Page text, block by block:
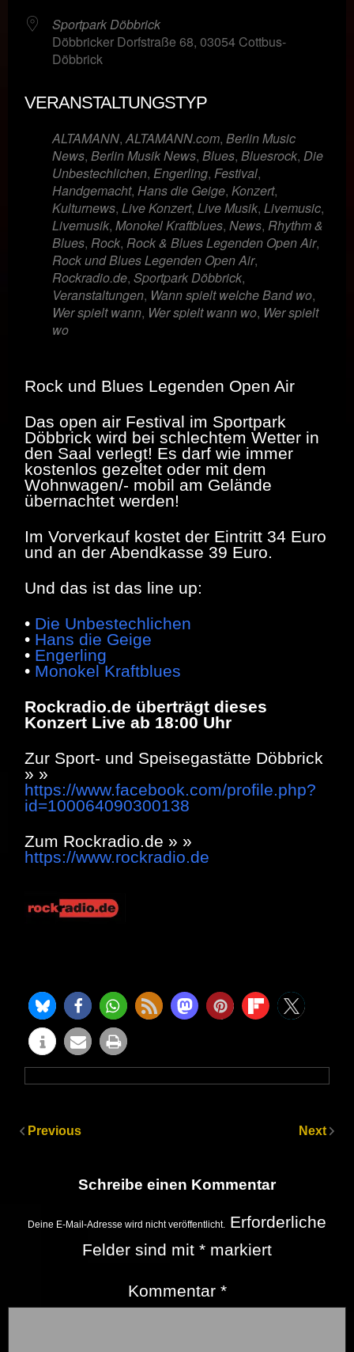
Sportpark Döbbrick
Döbbricker Dorfstraße 68, 03054 Cottbus-
Döbbrick
VERANSTALTUNGSTYP
ALTAMANN,ALTAMANN.com, Berlin Music
News, Berlin Musik News, Blues, Bluesrock, Die
Unbestechlichen, Engerling, Festival,
Handgemacht, Hans die Geige, Konzert,
Kulturnews, Live Konzert, Live Musik, Livemusic,
Livemusik, Monokel Kraftblues, News, Rhythm &
Blues, Rock, Rock & Blues Legenden Open Air,
Rock und Blues Legenden Open Air,
Rockradio.de, Sportpark Döbbrick,
Veranstaltungen, Wann spielt welche Band wo,
Wer spielt wann, Wer spielt wann wo, Wer spielt
wo
Rock und Blues Legenden Open Air
Das open air Festival im Sportpark
Döbbrick wird bei schlechtem Wetter in
den Saal verlegt! Es darf wie immer
kostenlos gezeltet oder mit dem
Wohnwagen/- mobil am Gelände
übernachtet werden!
Im Vorverkauf kostet der Eintritt 34 Euro
und an der Abendkasse 39 Euro.
Und das ist das line up:
• Die Unbestechlichen
• Hans die Geige
• Engerling
• Monokel Kraftblues
Rockradio.de überträgt dieses
Konzert Live ab 18:00 Uhr
Zur Sport- und Speisegastätte Döbbrick
» »
https://www.facebook.com/profile.php?
id=100064090300138
Zum Rockradio.de » »
https://www.rockradio.de
Previous Next
Schreibe einen Kommentar
Deine E-Mail-Adresse wird nicht veröffentlicht.
Erforderliche
Felder sind mit * markiert
Kommentar *